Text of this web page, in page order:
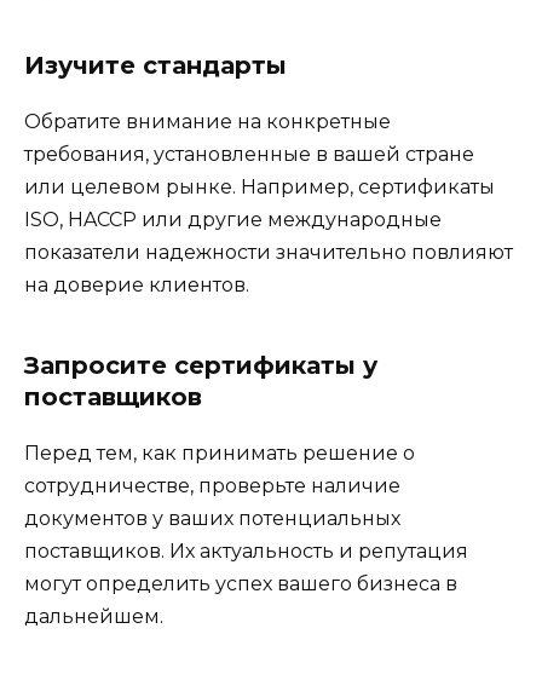
Изучите стандарты
Обратите внимание на конкретные
требования, установленные в вашей стране
или целевом рынке. Например, сертификаты
ISO, HACCP или другие международные
показатели надежности значительно повлияют
на доверие клиентов.
Запросите сертификаты у
поставщиков
Перед тем, как принимать решение о
сотрудничестве, проверьте наличие
документов у ваших потенциальных
поставщиков. Их актуальность и репутация
могут определить успех вашего бизнеса в
дальнейшем.